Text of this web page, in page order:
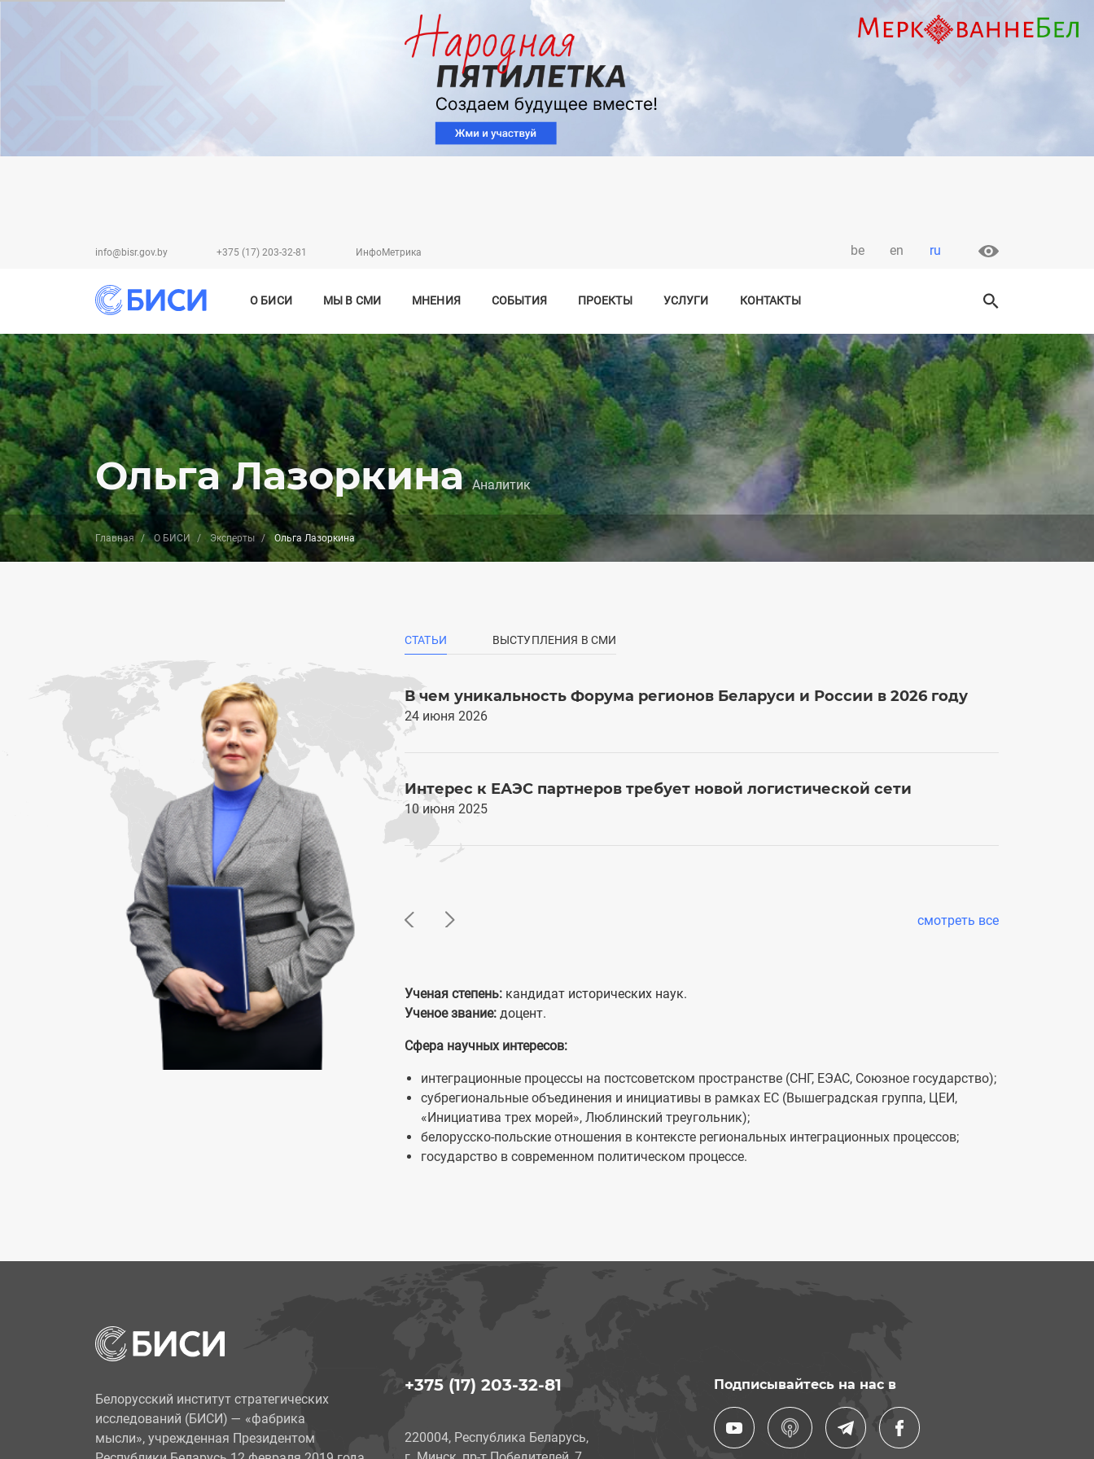
к
основному
содержанию
info@bisr.gov.by +375 (17) 203-32-81 ИнфоМетрика ru
be en
О БИСИ МЫ В СМИ МНЕНИЯ СОБЫТИЯ ПРОЕКТЫ УСЛУГИ КОНТАКТЫ
Ольга Лазоркина Аналитик
Главная О БИСИ Эксперты Ольга Лазоркина
СТАТЬИ
(АКТИВНАЯ
ВЫСТУПЛЕНИЯ В СМИ
В чем уникальность Форума регионов Беларуси и России в 2026 году
24 июня 2026
Интерес к ЕАЭС партнеров требует новой логистической сети
10 июня 2025
cмотреть все
Ученая степень: кандидат исторических наук.
Ученое звание: доцент.
Сфера научных интересов:
интеграционные процессы на постсоветском пространстве (СНГ, ЕЭАС, Союзное государство);
субрегиональные объединения и инициативы в рамках ЕС (Вышеградская группа, ЦЕИ,
«Инициатива трех морей», Люблинский треугольник);
белорусско-польские отношения в контексте региональных интеграционных процессов;
государство в современном политическом процессе.
Белорусский институт стратегических
исследований (БИСИ) — «фабрика
мысли», учрежденная Президентом
+375 (17) 203-32-81
220004, Республика Беларусь,
Подписывайтесь на нас в